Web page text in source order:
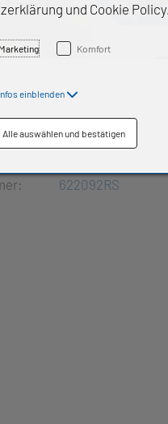
622092RS
und Cookie Policy.
Marketing Komfort
einblenden
Alle auswählen und bestätigen